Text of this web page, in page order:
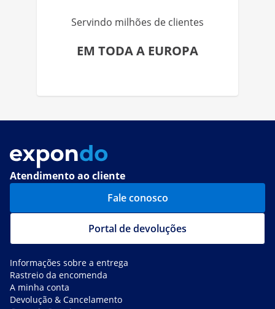
Servindo milhões de clientes
EM TODA A EUROPA
Atendimento ao cliente
Fale conosco
Portal de devoluções
Informações sobre a entrega
Rastreio da encomenda
A minha conta
Devolução & Cancelamento